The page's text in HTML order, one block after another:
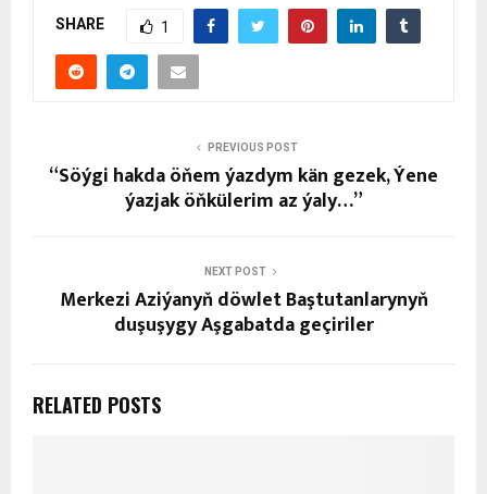
SHARE 1
PREVIOUS POST
“Söýgi hakda öňem ýazdym kän gezek, Ýene
ýazjak öňkülerim az ýaly…”
NEXT POST
Merkezi Aziýanyň döwlet Baştutanlarynyň
duşuşygy Aşgabatda geçiriler
RELATED POSTS